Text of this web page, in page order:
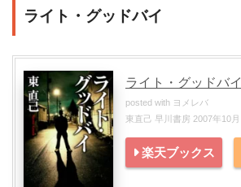
ライト・グッドバイ
ライト・グッドバイ
posted with ヨメレバ
東直己 早川書房 2007年10月
楽天ブックス